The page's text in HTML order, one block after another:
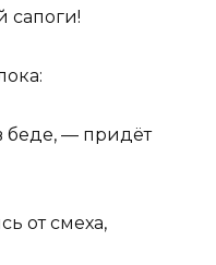
сапоги!
беде, — придёт
от смеха,